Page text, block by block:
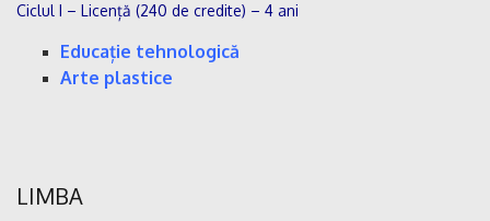
Ciclul I – Licență (240 de credite) – 4 ani
Educație tehnologică
Arte plastice
LIMBA